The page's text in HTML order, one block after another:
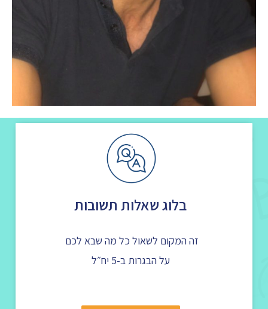
בלוג שאלות תשובות
זה המקום לשאול כל מה שבא לכם
על הבגרות ב-5 יח״ל